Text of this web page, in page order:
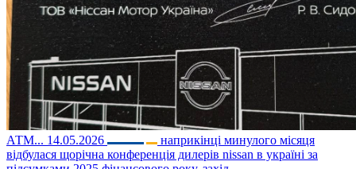
АТМ... 14.05.2026
наприкінці минулого місяця
відбулася щорічна конференція дилерів nissan в україні за